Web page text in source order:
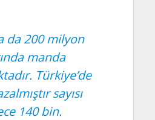
da 200 milyon
manda
Türkiye’de
sayısı
140 bin.